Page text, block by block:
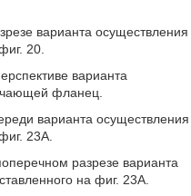
варианта осуществления
20.
варианта
фланец.
варианта осуществления
23А.
разрезе варианта
на фиг. 23А.